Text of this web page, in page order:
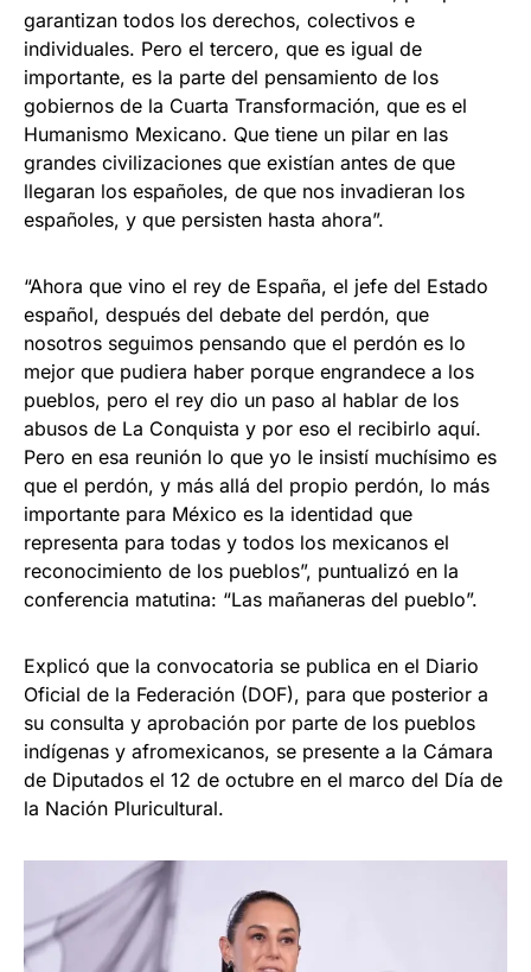
garantizan todos los derechos, colectivos e
individuales. Pero el tercero, que es igual de
importante, es la parte del pensamiento de los
gobiernos de la Cuarta Transformación, que es el
Humanismo Mexicano. Que tiene un pilar en las
grandes civilizaciones que existían antes de que
llegaran los españoles, de que nos invadieran los
españoles, y que persisten hasta ahora”.
“Ahora que vino el rey de España, el jefe del Estado
español, después del debate del perdón, que
nosotros seguimos pensando que el perdón es lo
mejor que pudiera haber porque engrandece a los
pueblos, pero el rey dio un paso al hablar de los
abusos de La Conquista y por eso el recibirlo aquí.
Pero en esa reunión lo que yo le insistí muchísimo es
que el perdón, y más allá del propio perdón, lo más
importante para México es la identidad que
representa para todas y todos los mexicanos el
reconocimiento de los pueblos”, puntualizó en la
conferencia matutina: “Las mañaneras del pueblo”.
Explicó que la convocatoria se publica en el Diario
Oficial de la Federación (DOF), para que posterior a
su consulta y aprobación por parte de los pueblos
indígenas y afromexicanos, se presente a la Cámara
de Diputados el 12 de octubre en el marco del Día de
la Nación Pluricultural.